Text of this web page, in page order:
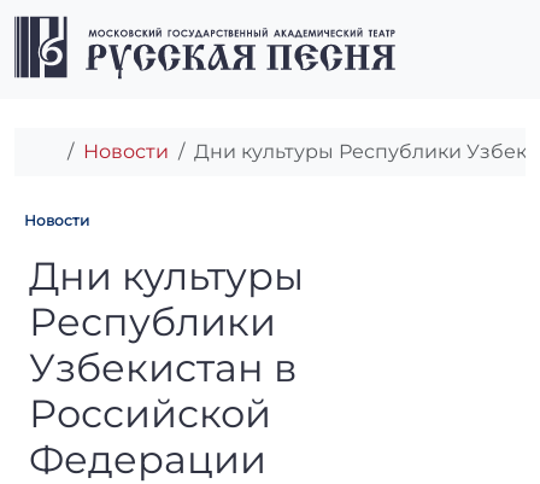
Перейти к содержимому
Перейти к футеру
Главная
Новости Дни культуры Республики
Новости
Дни культуры Республики
Дни культуры
Республики
Узбекистан в
Российской
Федерации